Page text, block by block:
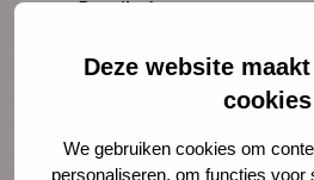
Deze website
cookies
We gebruiken cookies om
personaliseren, om functies voor
E-mailadres *